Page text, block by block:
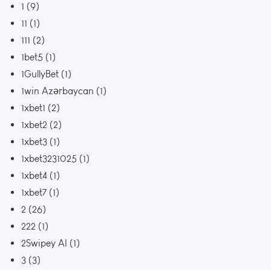
1 (9)
11 (1)
111 (2)
1bet5 (1)
1GullyBet (1)
1win Azərbaycan (1)
1xbet1 (2)
1xbet2 (2)
1xbet3 (1)
1xbet3231025 (1)
1xbet4 (1)
1xbet7 (1)
2 (26)
222 (1)
2Swipey AI (1)
3 (3)